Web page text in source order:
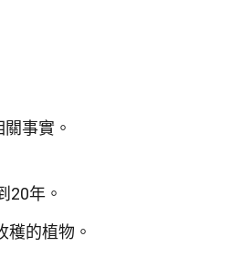
事實。
20年。
穫的植物。